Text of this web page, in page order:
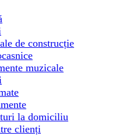
de construcție
muzicale
la domiciliu
clienți